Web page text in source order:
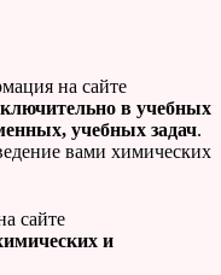
на сайте
в учебных
учебных задач.
вами химических
сайте
и